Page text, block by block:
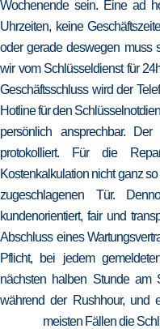
Wochenende sein. Eine ad
Uhrzeiten, keine
oder gerade deswegen muss
wir vom Schlüsseldienst für
Geschäftsschluss wird der
Hotline für den
persönlich ansprechbar.
protokolliert. Für die
Kostenkalkulation nicht ganz
zugeschlagenen Tür.
kundenorientiert, fair und
Abschluss eines
Pflicht, bei jedem
nächsten halben Stunde am
während der Rushhour, und
meisten Fällen die